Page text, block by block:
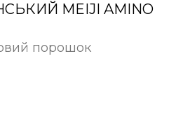
MEIJI AMINO
порошок